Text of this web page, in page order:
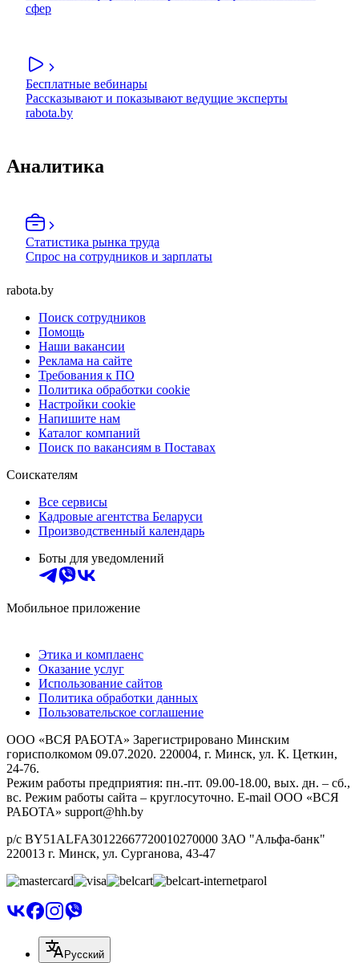
сфер
Бесплатные вебинары
Рассказывают и показывают ведущие эксперты
rabota.by
Аналитика
Статистика рынка труда
Спрос на сотрудников и зарплаты
rabota.by
Поиск сотрудников
Помощь
Наши вакансии
Реклама на сайте
Требования к ПО
Политика обработки cookie
Настройки cookie
Напишите нам
Каталог компаний
Поиск по вакансиям в Поставах
Соискателям
Все сервисы
Кадровые агентства Беларуси
Производственный календарь
Боты для уведомлений
Мобильное приложение
Этика и комплаенс
Оказание услуг
Использование сайтов
Политика обработки данных
Пользовательское соглашение
ООО «ВСЯ РАБОТА» Зарегистрировано Минским
горисполкомом 09.07.2020. 220004, г. Минск, ул. К. Цеткин,
24-76.
Режим работы предприятия: пн.-пт. 09.00-18.00, вых. дн. – сб.,
вс. Режим работы сайта – круглосуточно. E-mail ООО «ВСЯ
РАБОТА» support@hh.by
р/с BY51ALFA30122667720010270000 ЗАО "Альфа-банк"
220013 г. Минск, ул. Сурганова, 43‑47
Русский